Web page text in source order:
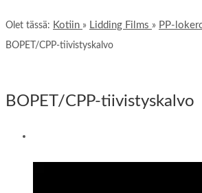
Olet tässä: Kotiin » Lidding Films » PP-
BOPET/CPP-tiivistyskalvo
BOPET/CPP-tiivistyskalvo